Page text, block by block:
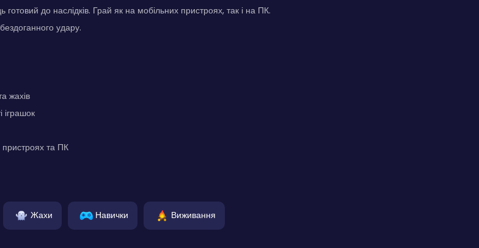
до наслідків. Грай як на мобільних пристроях, так і на ПК.
удару.
жахів
іграшок
та ПК
Жахи Навички Виживання